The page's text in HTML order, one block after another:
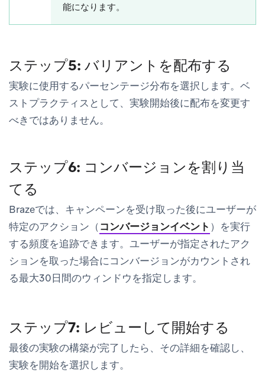
能になります。
ステップ5: バリアントを配布する
実験に使用するパーセンテージ分布を選択します。ベ
ストプラクティスとして、実験開始後に配布を変更す
べきではありません。
ステップ6: コンバージョンを割り当
てる
Brazeでは、キャンペーンを受け取った後にユーザーが
特定のアクション（コンバージョンイベント ）を実行
する頻度を追跡できます。ユーザーが指定されたアク
ションを取った場合にコンバージョンがカウントされ
る最大30日間のウィンドウを指定します。
ステップ7: レビューして開始する
最後の実験の構築が完了したら、その詳細を確認し、
実験を開始を選択します。